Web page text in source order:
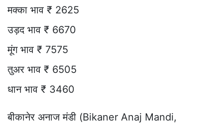
मक्का भाव ₹ 2625
उड़द भाव ₹ 6670
मूंग भाव ₹ 7575
तुअर भाव ₹ 6505
धान भाव ₹ 3460
बीकानेर अनाज मंडी (Bikaner Anaj Mandi,